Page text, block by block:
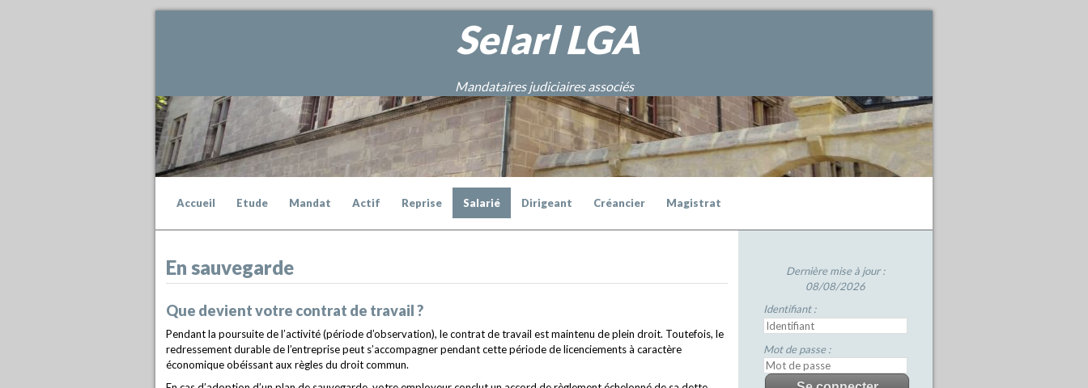
SelarlLGA
Mandataires judiciaires associés
Accueil Etude Mandat Actif Reprise Salarié Dirigeant Créancier Magistrat
En sauvegarde
Que devient votre contrat de travail ?
Pendant la poursuite de l’activité (période d’observation), le contrat de travail est maintenu de plein droit. Toutefois, le
redressement durable de l’entreprise peut s’accompagner pendant cette période de licenciements à caractère
économique obéissant aux règles du droit commun.
Dernière mise à jour :
08/08/2026
Identifiant :
Mot de passe :